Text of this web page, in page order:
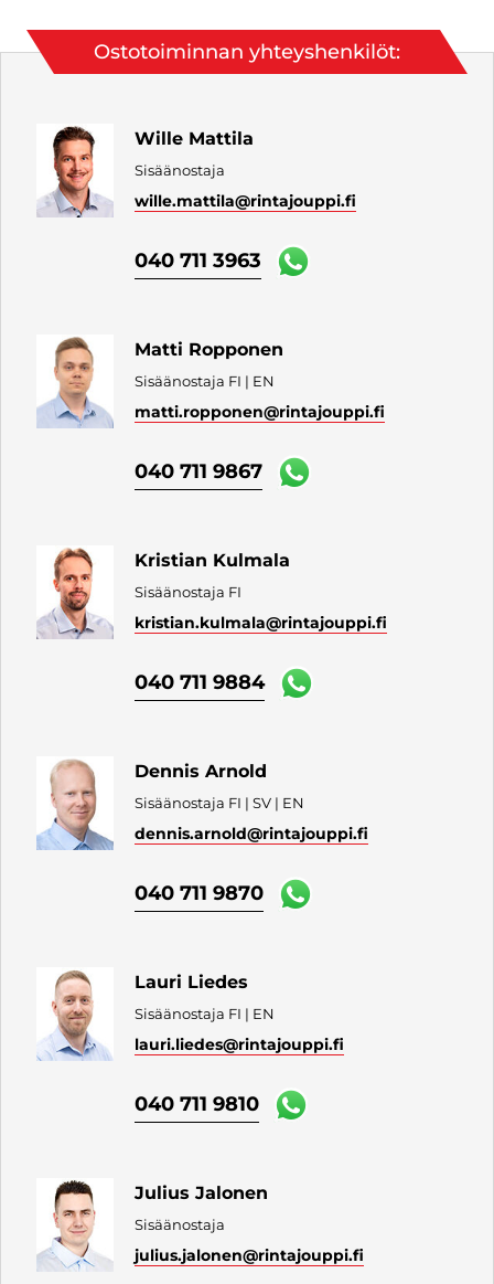
Ostotoiminnan yhteyshenkilöt:
Wille Mattila
Sisäänostaja
wille.mattila@rintajouppi.fi
040 711 3963
Matti Ropponen
Sisäänostaja FI | EN
matti.ropponen@rintajouppi.fi
040 711 9867
Kristian Kulmala
Sisäänostaja FI
kristian.kulmala@rintajouppi.fi
040 711 9884
Dennis Arnold
Sisäänostaja FI | SV | EN
dennis.arnold@rintajouppi.fi
040 711 9870
Lauri Liedes
Sisäänostaja FI | EN
lauri.liedes@rintajouppi.fi
040 711 9810
Julius Jalonen
Sisäänostaja
julius.jalonen@rintajouppi.fi